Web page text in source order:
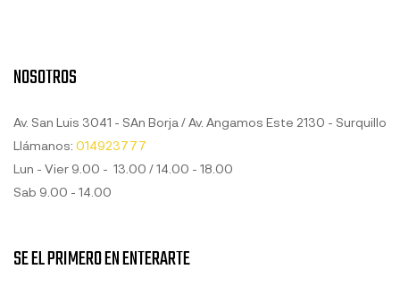
NOSOTROS
Av. San Luis 3041 - SAn Borja / Av. Angamos Este 2130 - Surquillo
Llámanos: 014923777
Lun - Vier 9.00 - 13.00 / 14.00 - 18.00
Sab 9.00 - 14.00
SE EL PRIMERO EN ENTERARTE